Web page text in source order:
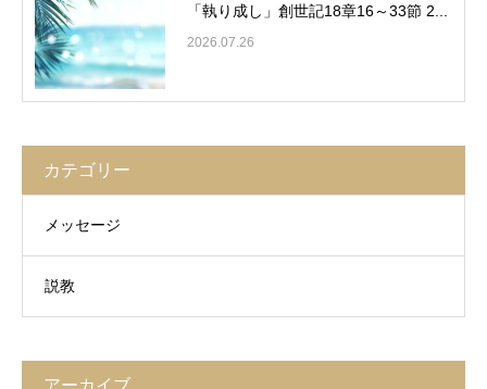
「執り成し」創世記18章16～33節 2...
2026.07.26
カテゴリー
メッセージ
説教
アーカイブ